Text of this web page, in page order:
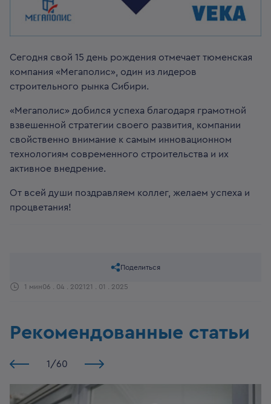
Сегодня свой 15 день рождения отмечает тюменская
компания «Мегаполис», один из лидеров
строительного рынка Сибири.
«Мегаполис» добился успеха благодаря грамотной
взвешенной стратегии своего развития, компании
свойственно внимание к самым инновационном
технологиям современного строительства и их
активное внедрение.
От всей души поздравляем коллег, желаем успеха и
процветания!
1 мин06 . 04 . 2021 21 . 01 . 2025
Поделиться
Рекомендованные статьи
1 /60